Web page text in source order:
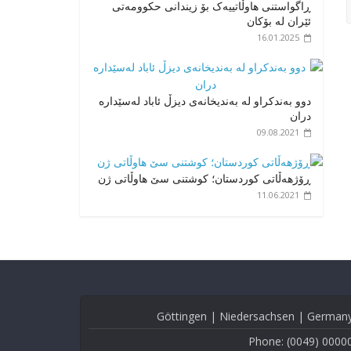
ڕاگواستنی هاوڵاتییەک بۆ زیندانی حکوومەتی
ئێران لە بۆکان
16.01.2025
دوو بەندکراو لە بەندیخانەی دیزڵ ئاباد لەسێدارە
دران
09.08.2021
ڕۆژهەڵاتی کوردستان؛ کوشتنی سێ هاوڵاتی ژن
11.06.2021
Göttingen | Niedersachsen |
Phone: (0049)